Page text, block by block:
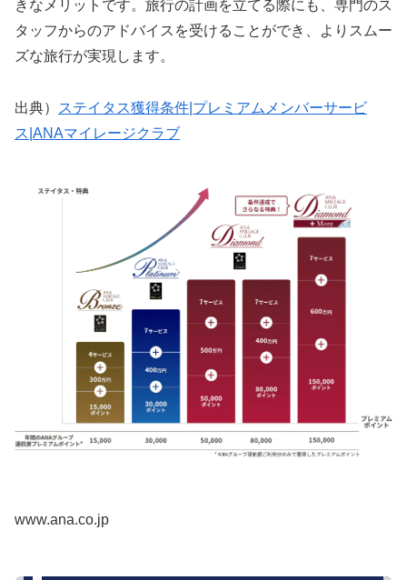
きなメリットです。旅行の計画を立てる際にも、専門のス
タッフからのアドバイスを受けることができ、よりスムー
ズな旅行が実現します。
出典）
ステイタス獲得条件|プレミアムメンバーサービ
ス|ANAマイレージクラブ
www.ana.co.jp